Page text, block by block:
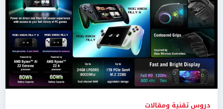
دروس تقنية ومقالات